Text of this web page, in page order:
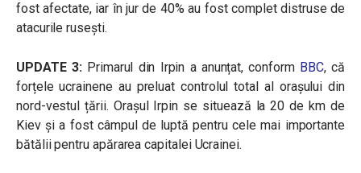
fost afectate, iar în jur de 40% au fost complet distruse de
atacurile rusești.
UPDATE 3: Primarul din Irpin a anunțat, conform BBC, că
forțele ucrainene au preluat controlul total al orașului din
nord-vestul țării. Orașul Irpin se situează la 20 de km de
Kiev și a fost câmpul de luptă pentru cele mai importante
bătălii pentru apărarea capitalei Ucrainei.